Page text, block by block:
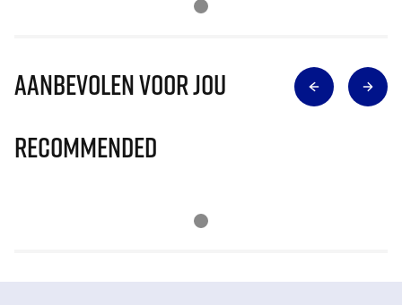
Aanbevolen voor jou
Recommended